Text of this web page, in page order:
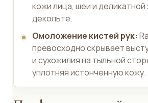
кожи лица, шеи и деликатной
декольте.
Омоложение кистей рук:
превосходно скрывает
и сухожилия на тыльной
уплотняя истонченную кожу.